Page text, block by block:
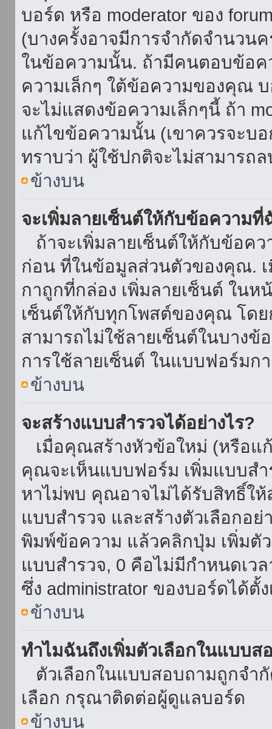
บอร์ด หรือ moderator ของ
(บางครั้งอาจมีการจำกัดจำนวน
ในข้อความนั้น. ถ้ามีคนตอบข้อ
ความเล็กๆ ใต้ข้อความของคุณ
จะไม่แสดงข้อความเล็กๆนี้ ถ้า
แก้ไขข้อความนั้น (เขาควรจะบ
ทราบว่า ผู้ใช้ปกติจะไม่สามารถ
ข้างบน
จะเพิ่มลายเซ็นต์ให้กับข้อความที่
ถ้าจะเพิ่มลายเซ็นต์ให้กับข้อค
ก่อน ที่ในข้อมูลส่วนตัวของคุณ.
กาถูกที่กล่อง เพิ่มลายเซ็นต์ ใน
เซ็นต์ให้กับทุกโพสต์ของคุณ โด
สามารถไม่ใช้ลายเซ็นต์ในบางข้
การใช้ลายเซ็นต์ ในแบบฟอร์มก
ข้างบน
จะสร้างแบบสำรวจได้อย่างไร?
เมื่อคุณสร้างหัวข้อใหม่ (หรือ
คุณจะเห็นแบบฟอร์ม เพิ่มแบบส
หาไม่พบ คุณอาจไม่ได้รับสิทธิ์ใ
แบบสำรวจ และสร้างตัวเลือกอย่
พิมพ์ข้อความ แล้วคลิกปุ่ม เพิ่มตั
แบบสำรวจ, 0 คือไม่มีกำหนดเว
ซึ่ง administrator ของบอร์ดได้ตั้ง
ข้างบน
ทำไมฉันถึงเพิ่มตัวเลือกในแบบส
ตัวเลือกในแบบสอบถามถูกจำ
เลือก กรุณาติดต่อผู้ดูแลบอร์ด
ข้างบน